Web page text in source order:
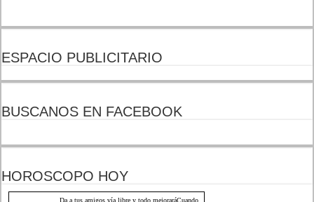
ESPACIO PUBLICITARIO
BUSCANOS EN FACEBOOK
HOROSCOPO HOY